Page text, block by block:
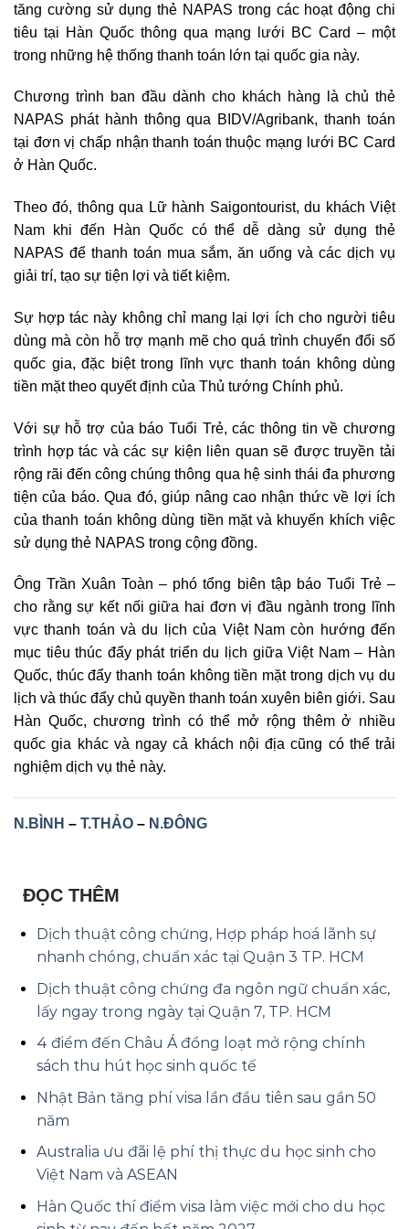
tăng cường sử dụng thẻ NAPAS trong các hoạt động chi
tiêu tại Hàn Quốc thông qua mạng lưới BC Card – một
trong những hệ thống thanh toán lớn tại quốc gia này.
Chương trình ban đầu dành cho khách hàng là chủ thẻ
NAPAS phát hành thông qua BIDV/Agribank, thanh toán
tại đơn vị chấp nhận thanh toán thuộc mạng lưới BC Card
ở Hàn Quốc.
Theo đó, thông qua Lữ hành Saigontourist, du khách Việt
Nam khi đến Hàn Quốc có thể dễ dàng sử dụng thẻ
NAPAS để thanh toán mua sắm, ăn uống và các dịch vụ
giải trí, tạo sự tiện lợi và tiết kiệm.
Sự hợp tác này không chỉ mang lại lợi ích cho người tiêu
dùng mà còn hỗ trợ mạnh mẽ cho quá trình chuyển đổi số
quốc gia, đặc biệt trong lĩnh vực thanh toán không dùng
tiền mặt theo quyết định của Thủ tướng Chính phủ.
Với sự hỗ trợ của báo Tuổi Trẻ, các thông tin về chương
trình hợp tác và các sự kiện liên quan sẽ được truyền tải
rộng rãi đến công chúng thông qua hệ sinh thái đa phương
tiện của báo. Qua đó, giúp nâng cao nhận thức về lợi ích
của thanh toán không dùng tiền mặt và khuyến khích việc
sử dụng thẻ NAPAS trong cộng đồng.
Ông Trần Xuân Toàn – phó tổng biên tập báo Tuổi Trẻ –
cho rằng sự kết nối giữa hai đơn vị đầu ngành trong lĩnh
vực thanh toán và du lịch của Việt Nam còn hướng đến
mục tiêu thúc đẩy phát triển du lịch giữa Việt Nam – Hàn
Quốc, thúc đẩy thanh toán không tiền mặt trong dịch vụ du
lịch và thúc đẩy chủ quyền thanh toán xuyên biên giới. Sau
Hàn Quốc, chương trình có thể mở rộng thêm ở nhiều
quốc gia khác và ngay cả khách nội địa cũng có thể trải
nghiệm dịch vụ thẻ này.
N.BÌNH – T.THẢO – N.ĐÔNG
ĐỌC THÊM
Dịch thuật công chứng, Hợp pháp hoá lãnh sự
nhanh chóng, chuẩn xác tại Quận 3 TP. HCM
Dịch thuật công chứng đa ngôn ngữ chuẩn xác,
lấy ngay trong ngày tại Quận 7, TP. HCM
4 điểm đến Châu Á đồng loạt mở rộng chính
sách thu hút học sinh quốc tế
Nhật Bản tăng phí visa lần đầu tiên sau gần 50
năm
Australia ưu đãi lệ phí thị thực du học sinh cho
Việt Nam và ASEAN
Hàn Quốc thí điểm visa làm việc mới cho du học